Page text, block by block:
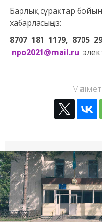
Барлық сұрақтар
хабарласыңыз:
8707 181 1179, 8705
npo2021@mail.ru